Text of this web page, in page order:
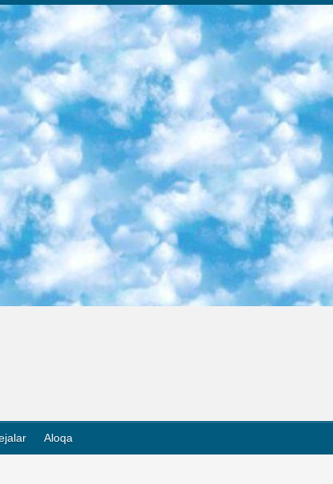
и устный Иностранный язык письменный/устный Письменная/устная история Узбекистана *По выбору студента:  Химия  Физика  Основы государственного права  География 10 бесплатных образовательных ресурсов - Мы составили подборку онлайн-проектов с интерактивными упражнениями, видеолекциями и статьями. Они помогут вам обрести новые и освежить старые знания бесплатно. 1. «ИНТУИТ» Старейшая образовательная площадка Рунета. Здесь вы найдёте сотни текстовых и видеокурсов на десятки различных тем — от программирования до психологии. Многие курсы подготовлены российскими университетами и крупными международными компаниями вроде Intel и Microsoft. Самостоятельное обучение бесплатное, но желающие могут оплатить услуги персональных наставников. 2. «Смартия» знакомит с актуальными профессиями и подсказывает, как им обучаться. Выбрав заинтересовавшую вас специальность — SMM-специалист, фотограф, веб-дизайнер или другую, — увидите список необходимых для неё умений. Чтобы вы могли освоить их самостоятельно, для каждого умения площадка отображает подборку ссылок на учебные материалы. Хотя «Смартия» ориентируется на русскоязычную аудиторию, часть контента всё же доступна только на английском. 3. «Лекторий Физтеха» Проект Московского физико-технического института (Физтеха). С его помощью вы можете смотреть онлайн серии лекций, записанные на видео в этом вузе. В числе доступных предметов — физика, биология, химия, информационные технологии и другие. К некоторым лекциям администрация ресурса прилагает готовые конспекты, которые можно скачивать в PDF-формате. 4. ITMOcourses Онлайн-площадка Санкт-Петербургского национального исследовательского университета информационных технологий, механики и оптики (ИТМО). Ресурс предоставляет свободный доступ к курсам, разработанным в этом вузе. Каталог материалов разбит на четыре категории: «Оптические системы и технологии», «Приборостроение и робототехника», «Информационные технологии» и «Биотехнологии». Курсы состоят из видеолекций, интерактивных демонстраций и заданий. 5. «КиберЛенинка» Электронная научная библиотека открытого доступа. Каталог площадки регулярно обрастает текстами статей из различных научных изданий. Сгруппированные по журналам и рубрикам публикации можно читать онлайн или скачивать целиком в PDF-формате. Проект нацелен на популяризацию науки за счёт открытого доступа к качественной информации. 6. «ПостНаука» На этом ресурсе публикуют подборки видеолекций, составленные экспертами из разных отраслей и объединённые общими темами. Среди них, к примеру, есть серии «Биоинформатика и геномика», «Культура средневековой Скандинавии» и Cinema Studies о теории кино. Каждая подборка лекций — логически связанная история, рассказанная экспертом от первого лица. Кроме того, на сайте появляются научно-образовательные статьи и тесты на разные темы. 7. «Newочём» Команда проекта «Newочём» отбирает самые интересные тексты из англоязычных СМИ и переводит те из них, за которые голосуют участники сообщества «ВКонтакте». По большей части это научно-популярные статьи. Редакторы придумывают лишь заголовки, в остальном содержание переводов соответствует оригиналам. Полные тексты можно читать прямо в социальной сети. 8. InternetUrok Онлайн-база материалов по основным дисциплинам школьной программы. Информация на сайте структурирована по классам, предметам и темам (урокам). Каждый урок состоит из видеолекций и конспектов. Есть также интерактивные тренажёры и тесты для закрепления пройденного материала. Даже если вы давно окончили школу, возможность повторить программу старших классов всегда может пригодиться. 9. Edutainme Ещё один ресурс об образовании. В отличие от Newtonew, как мне кажется, Edutainme больше ориентируется на представителей индустрии: педагогов, предпринимателей, разработчиков образовательных проектов. Но и любой, кто просто стремится к саморазвитию, найдёт на сайте много полезного и интересного для себя. Например, информацию о новых курсах и образовательных сервисах. 10. Newtonew Онлайн-медиа об образовании и обучении в широком смысле. Авторы Newtonew пишут об инструментах, заведениях, тактиках и стратегиях, которые помогают учить других и получать новые знания самостоятельно. На этой площадке вы найдёте новости, обзоры, аналитические мат
Aloqa